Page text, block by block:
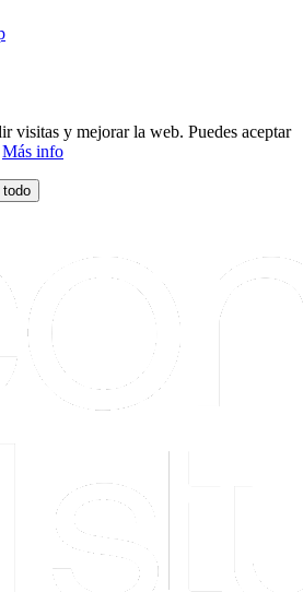
visitas y mejorar la web. Puedes aceptar
Más info